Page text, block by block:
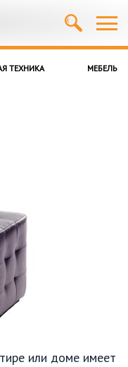
ТЕХНИКА МЕБЕЛЬ
или доме имеет